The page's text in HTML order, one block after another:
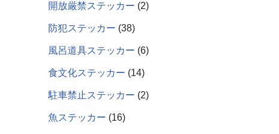
開放厳禁ステッカー 2
防犯ステッカー 38
風呂道具ステッカー 6
食文化ステッカー 14
駐車禁止ステッカー 2
魚ステッカー 16